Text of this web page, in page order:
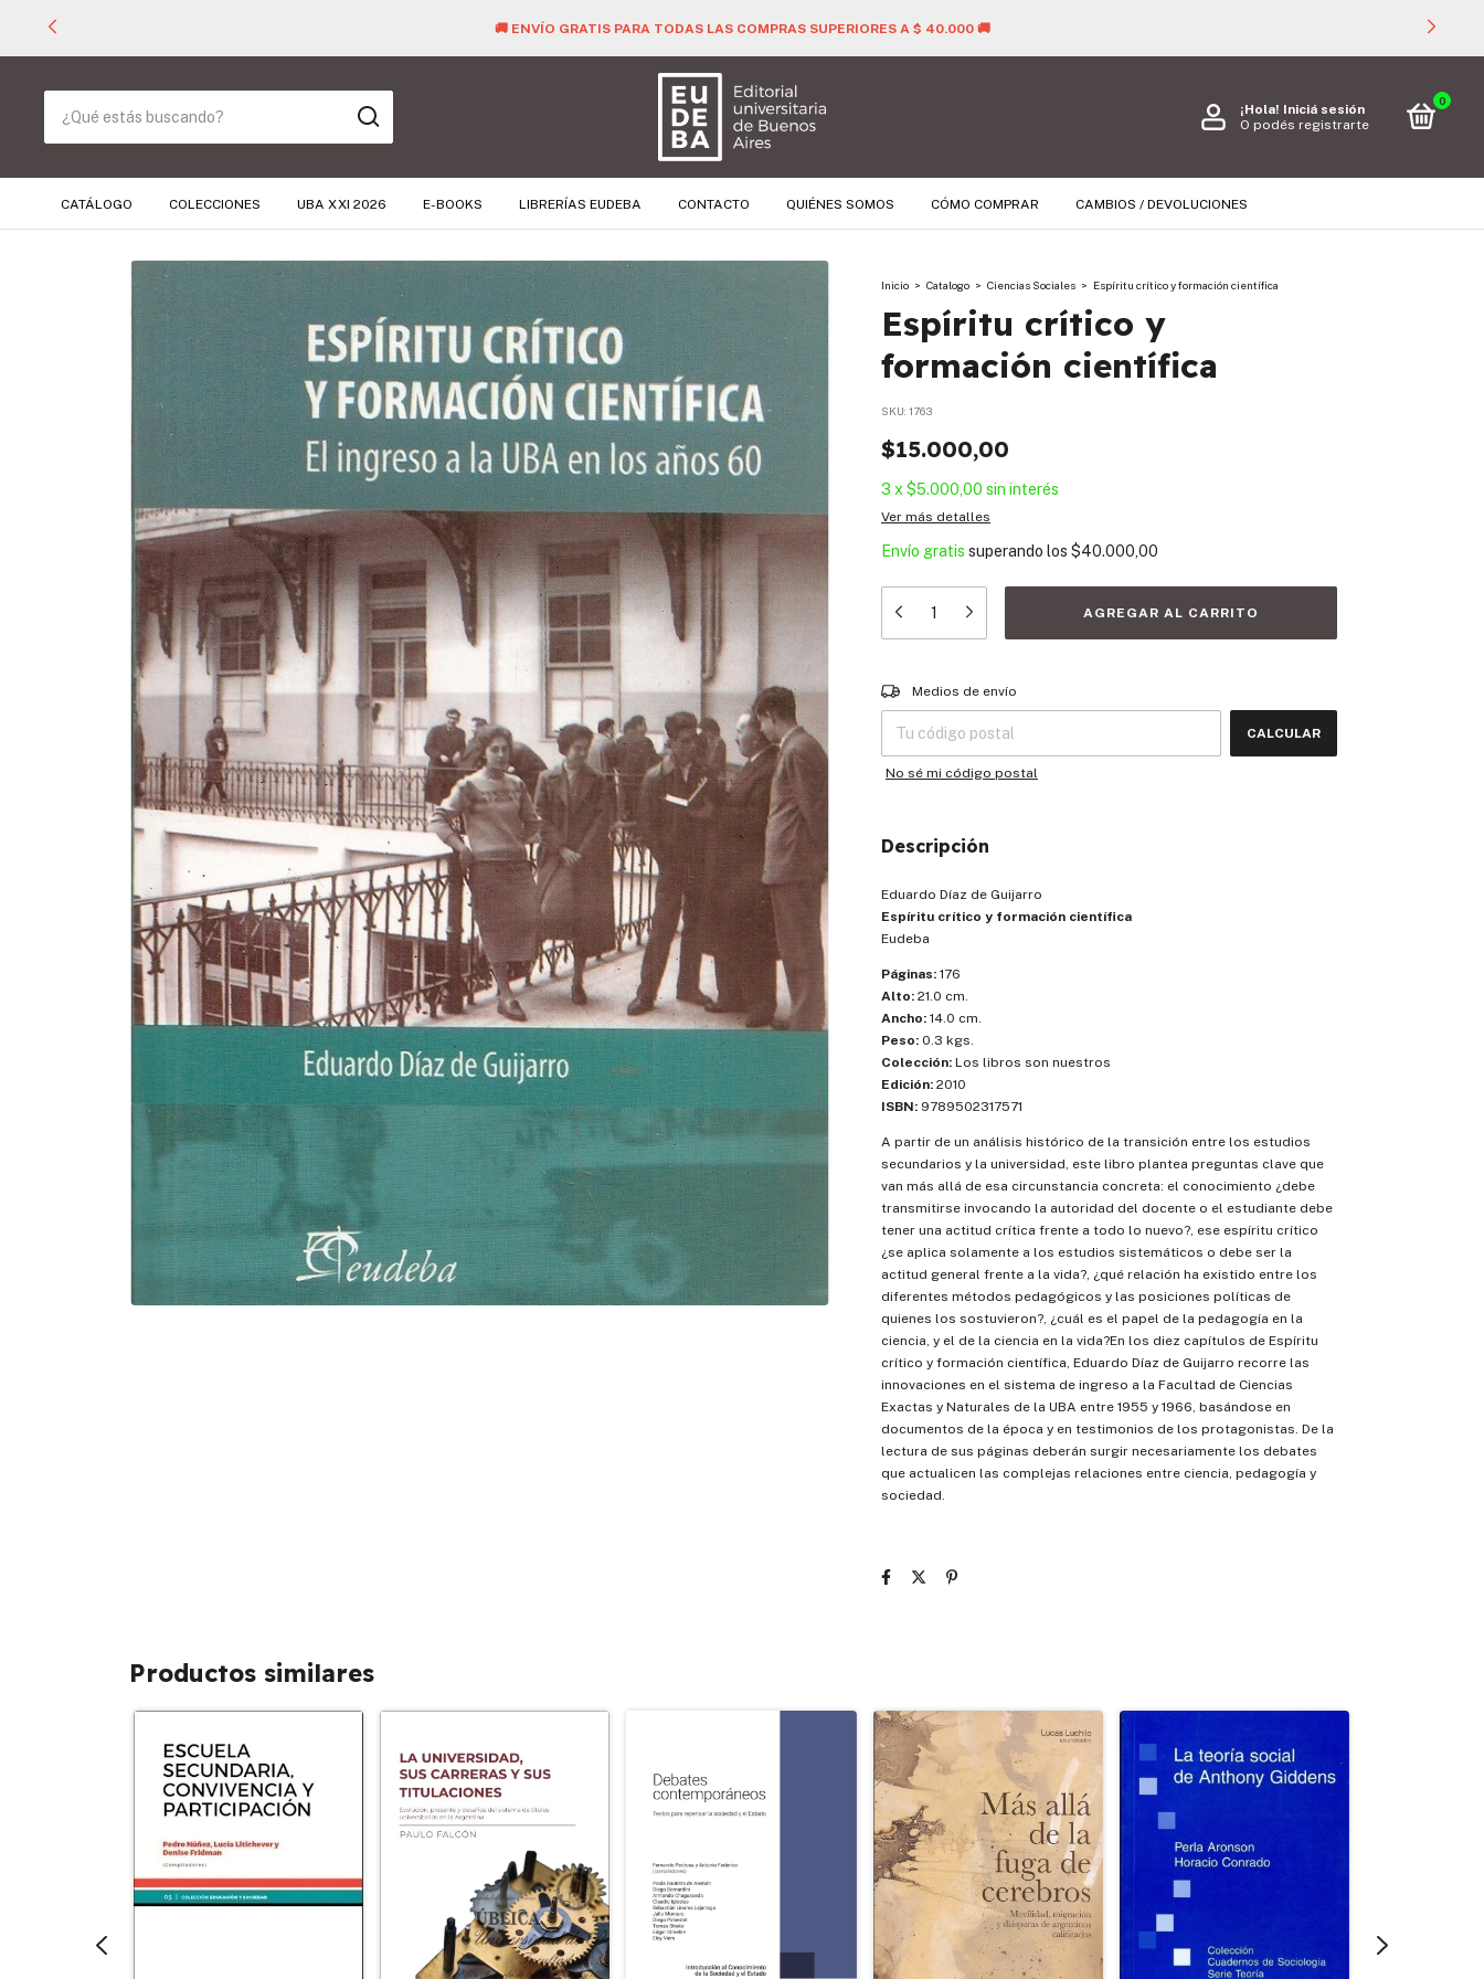
🚚 ENVÍO GRATIS PARA TODAS LAS COMPRAS SUPERIORES A $ 40.000 🚚
¡Hola! Iniciá sesión
O podés registrarte
0
CATÁLOGO COLECCIONES UBA XXI 2026 E-BOOKS LIBRERÍAS EUDEBA CONTACTO QUIÉNES SOMOS CÓMO COMPRAR CAMBIOS / DEVOLUCIONES
Inicio > Catalogo > Ciencias Sociales > Espíritu crítico y formación científica
Espíritu crítico y
formación científica
SKU: 1763
$15.000,00
3 x $5.000,00 sin interés
Ver más detalles
Envío gratis superando los $40.000,00
Entregas para el CP:
Medios de envío
CALCULAR
No sé mi código postal
Descripción
Eduardo Díaz de Guijarro
Espíritu crítico y formación científica
Eudeba
Páginas: 176
Alto: 21.0 cm.
Ancho: 14.0 cm.
Peso: 0.3 kgs.
Colección: Los libros son nuestros
Edición: 2010
ISBN: 9789502317571
A partir de un análisis histórico de la transición entre los estudios
secundarios y la universidad, este libro plantea preguntas clave que
van más allá de esa circunstancia concreta: el conocimiento ¿debe
transmitirse invocando la autoridad del docente o el estudiante debe
tener una actitud crítica frente a todo lo nuevo?, ese espíritu crítico
¿se aplica solamente a los estudios sistemáticos o debe ser la
actitud general frente a la vida?, ¿qué relación ha existido entre los
diferentes métodos pedagógicos y las posiciones políticas de
quienes los sostuvieron?, ¿cuál es el papel de la pedagogía en la
ciencia, y el de la ciencia en la vida?En los diez capítulos de Espíritu
crítico y formación científica, Eduardo Díaz de Guijarro recorre las
innovaciones en el sistema de ingreso a la Facultad de Ciencias
Exactas y Naturales de la UBA entre 1955 y 1966, basándose en
documentos de la época y en testimonios de los protagonistas. De la
lectura de sus páginas deberán surgir necesariamente los debates
que actualicen las complejas relaciones entre ciencia, pedagogía y
sociedad.
Productos similares